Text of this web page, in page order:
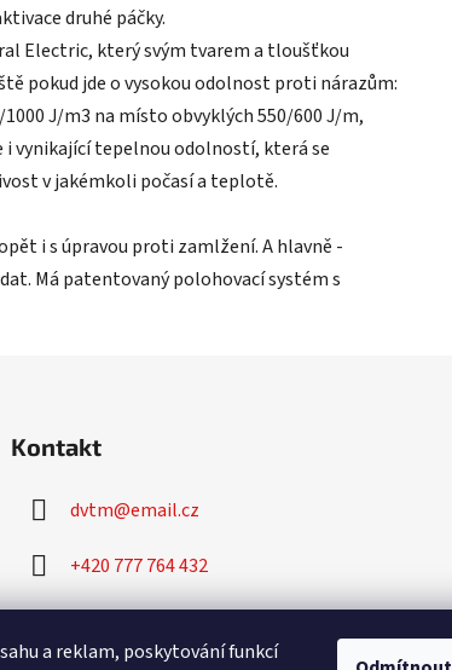
a reklam, poskytování funkcí
druhé páčky.
Electric, který svým tvarem a tloušťkou
pokud jde o vysokou odolnost proti nárazům:
J/m3 na místo obvyklých 550/600 J/m,
i vynikající tepelnou odolností, která se
v jakémkoli počasí a teplotě.
i s úpravou proti zamlžení. A hlavně -
Má patentovaný polohovací systém s
Kontakt
dvtm@email.cz
+420 777 764 432